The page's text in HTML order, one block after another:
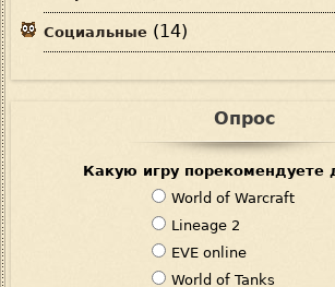
Социальные (14)
Опрос
Какую игру порекомендуете
В
а
р
и
World of Warcraft
Lineage 2
EVE online
World of Tanks